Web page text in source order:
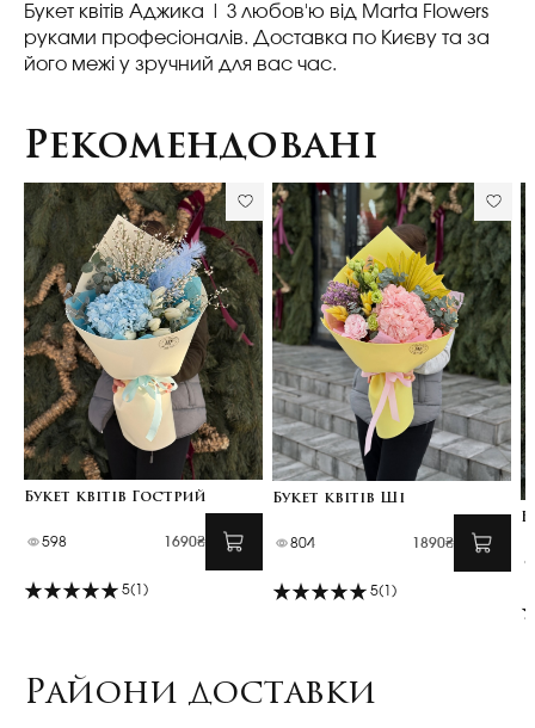
Букет квітів Аджика
| З любов'ю від Marta Flowers
руками професіоналів. Доставка по Києву та за
його межі у зручний для вас час.
Рекомендовані
Букет квітів Гострий
598 1690₴
5(1)
Букет квітів Ші
804 1890₴
5(1)
Райони доставки